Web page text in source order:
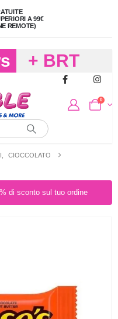
A 99€
REMOTE)
+ BRT
FREDDO
PER
CONSEGNA
0
CIOCCOLATO
di sconto sul tuo ordine